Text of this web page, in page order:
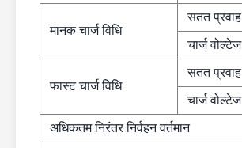
मानक चार्ज विधि
सतत प्रवाह
चार्ज वोल्टेज
फास्ट चार्ज विधि
सतत प्रवाह
चार्ज वोल्टेज
अधिकतम निरंतर निर्वहन वर्तमान